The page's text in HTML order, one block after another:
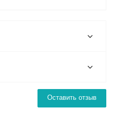
Оставить отзыв